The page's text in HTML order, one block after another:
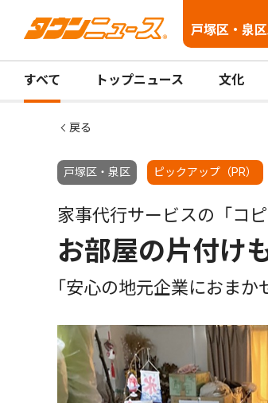
戸塚区・泉
すべて トップニュース 文化
戻る
戸塚区・泉区 ピックアップ（PR）
家事代行サービスの「コピ
お部屋の片付け
｢安心の地元企業におまか